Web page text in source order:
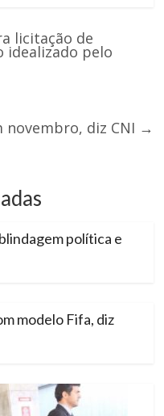
licitação de
idealizado pelo
diz CNI →
política e
modelo Fifa, diz